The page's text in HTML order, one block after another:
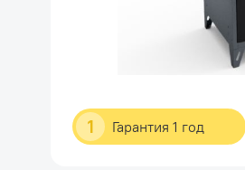
1 Гарантия 1 год